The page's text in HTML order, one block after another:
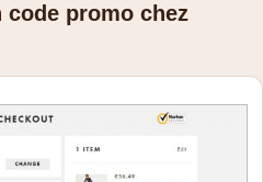
promo chez